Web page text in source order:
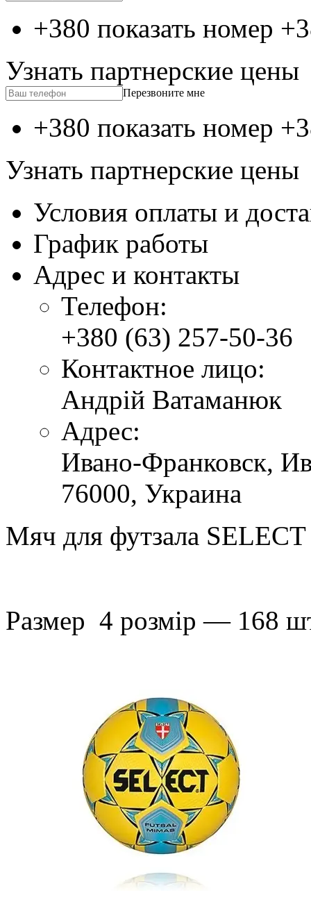
+380 показать номер
Узнать партнерские цены
Перезвоните мне
+380 показать номер
Узнать партнерские цены
Условия оплаты и
График работы
Адрес и контакты
Телефон:
+380 (63) 257-50-36
Контактное лицо:
Андрій Ватаманюк
Адрес:
Ивано-Франковск,
76000, Украина
Мяч для футзала SELECT
Размер 4 розмір ― 168